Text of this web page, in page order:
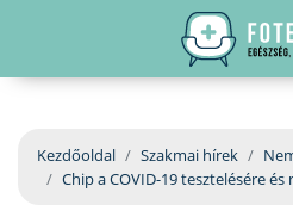
EGÉSZSÉGKÖNYVTÁR
BETEGSÉGKALAUZ
hirdetés
Kezdőoldal Szakmai hírek
Chip a COVID-19 tesztelésére